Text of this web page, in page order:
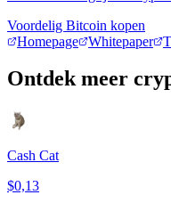
Voordelig Bitcoin kopen
Homepage
Whitepaper
Ontdek meer
Cash Cat
$0,13